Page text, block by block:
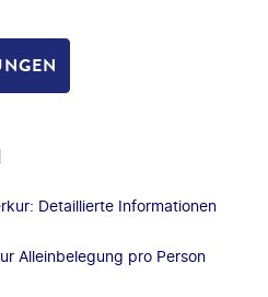
Detaillierte Informationen
Alleinbelegung pro Person